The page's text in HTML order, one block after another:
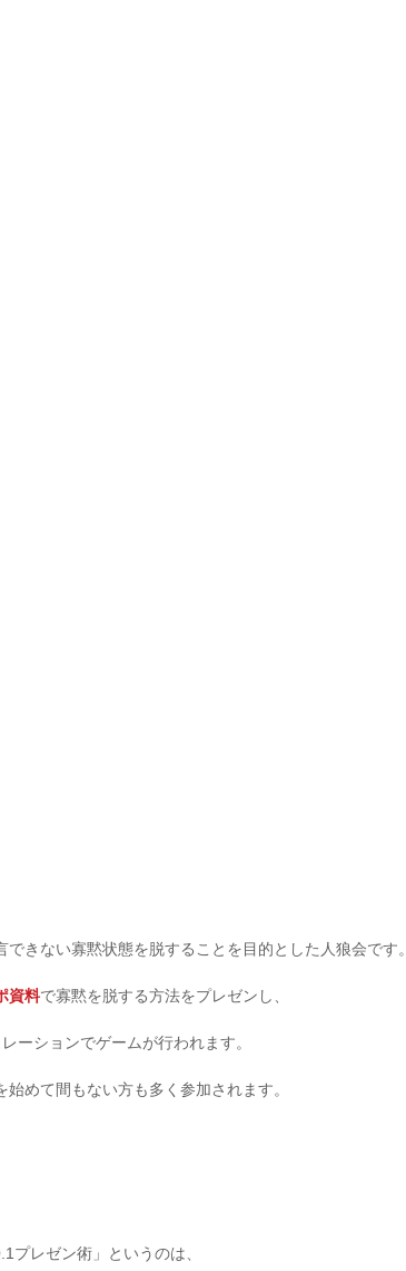
きない寡黙状態を脱することを目的とした人狼会です。
資料で寡黙を脱する方法をプレゼンし、
ーションでゲームが行われます。
めて間もない方も多く参加されます。
プレゼン術」というのは、